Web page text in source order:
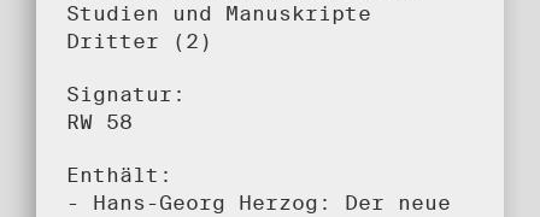
Studien und Manuskripte
Dritter (2)
Signatur:
RW 58
Enthält:
- Hans-Georg Herzog: Der neue